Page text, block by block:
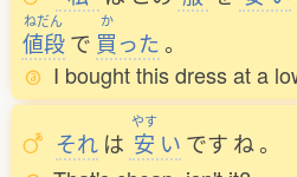
ねだん
値段 で
か
買った。
I bought this dress at a
それ は
やす
安 い です ね。